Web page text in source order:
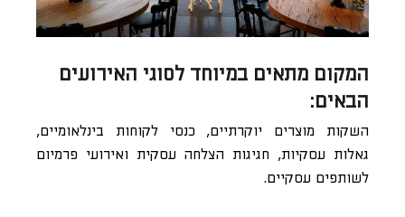
המקום מתאים במיוחד לסוגי האירועים
הבאים:
השקות מוצרים יוקרתיים, כנסי לקוחות בינלאומיים,
גאלות עסקיות, חגיגות הצלחה עסקית ואירועי פרמיום
לשותפים עסקיים.